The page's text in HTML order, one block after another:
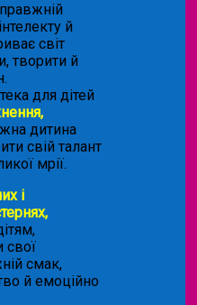
й
світ
творити й
для дітей
дитина
свій талант
мрії.
і
свої
смак,
й емоційно